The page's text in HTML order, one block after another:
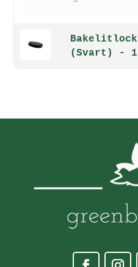
(Svart) -